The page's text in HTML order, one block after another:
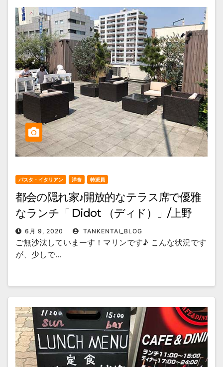
パスタ・イタリアン 洋食 特派員
都会の隠れ家♪開放的なテラス席で優雅
なランチ「 Didot （ディド）」/上野
6月 9, 2020 TANKENTAI_BLOG
ご無沙汰していまーす！マリンです♪ こんな状況です
が、少しで…